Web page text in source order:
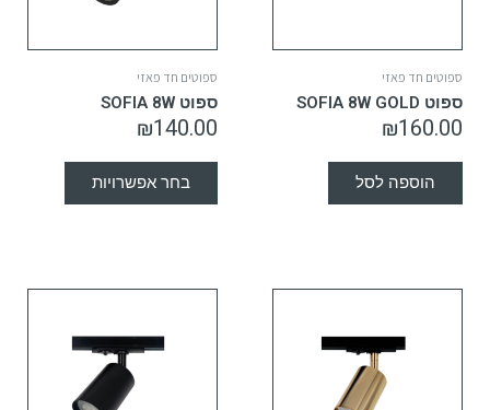
ספוטים חד פאזי
ספוט SOFIA 8W GOLD
₪160.00
הוספה לסל
ספוטים חד פאזי
ספוט SOFIA 8W
₪140.00
בחר אפשרויות